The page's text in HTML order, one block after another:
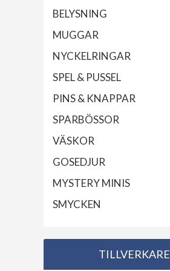
BELYSNING
MUGGAR
NYCKELRINGAR
SPEL & PUSSEL
PINS & KNAPPAR
SPARBÖSSOR
VÄSKOR
GOSEDJUR
MYSTERY MINIS
SMYCKEN
TILLVERKARE